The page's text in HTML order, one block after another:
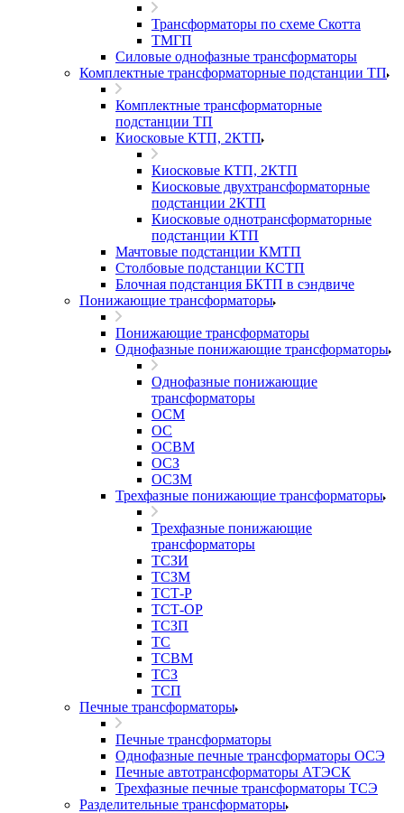
Трансформаторы по схеме Скотта
ТМГП
Силовые однофазные трансформаторы
Комплектные трансформаторные подстанции ТП
Комплектные трансформаторные
подстанции ТП
Киосковые КТП, 2КТП
Киосковые КТП, 2КТП
Киосковые двухтрансформаторные
подстанции 2КТП
Киосковые однотрансформаторные
подстанции КТП
Мачтовые подстанции КМТП
Столбовые подстанции КСТП
Блочная подстанция БКТП в сэндвиче
Понижающие трансформаторы
Понижающие трансформаторы
Однофазные понижающие трансформаторы
Однофазные понижающие
трансформаторы
ОСМ
ОС
ОСВМ
ОСЗ
ОСЗМ
Трехфазные понижающие трансформаторы
Трехфазные понижающие
трансформаторы
ТСЗИ
ТСЗМ
ТСТ-Р
ТСТ-ОР
ТСЗП
ТС
ТСВМ
ТСЗ
ТСП
Печные трансформаторы
Печные трансформаторы
Однофазные печные трансформаторы ОСЭ
Печные автотрансформаторы АТЭСК
Трехфазные печные трансформаторы ТСЭ
Разделительные трансформаторы